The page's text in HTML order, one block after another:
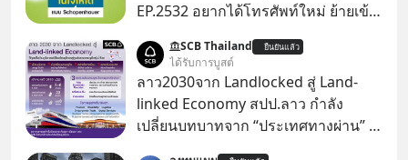
EP.2532 อยากได้โทรศัพท์ใหม่ ย้ายเข้า
เคยสงสัยไหมว่าทำไมพอได้ของที่อยาก
ได้มาแล้วความสุขนั้นกลับอยู่กับเราได้
ไม่นาน? นี่คือกลไกพื้นฐานของมนุษย์ที่
Arthur Schopenhauer นักปรัชญา
SCB Thailand ยืนยันแล้ว
ได้รับการบูสต์
ลาว2030จาก Landlocked สู่ Land-
linked Economy สปป.ลาว กำลัง
เปลี่ยนบทบาทจาก “ประเทศทางผ่าน” สู่